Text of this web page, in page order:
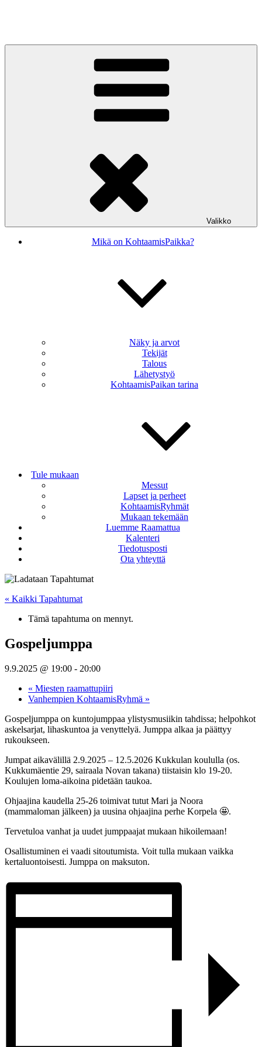
Valikko
Mikä on KohtaamisPaikka?
Näky ja arvot
Tekijät
Talous
Lähetystyö
KohtaamisPaikan tarina
Tule mukaan
Messut
Lapset ja perheet
KohtaamisRyhmät
Mukaan tekemään
Luemme Raamattua
Kalenteri
Tiedotusposti
Ota yhteyttä
« Kaikki Tapahtumat
Tämä tapahtuma on mennyt.
Gospeljumppa
9.9.2025 @ 19:00 - 20:00
« Miesten raamattupiiri
Vanhempien KohtaamisRyhmä »
Gospeljumppa on kuntojumppaa ylistysmusiikin tahdissa; helpohkot
askelsarjat, lihaskuntoa ja venyttelyä. Jumppa alkaa ja päättyy
rukoukseen.
Jumpat aikavälillä 2.9.2025 – 12.5.2026 Kukkulan koululla (os.
Kukkumäentie 29, sairaala Novan takana) tiistaisin klo 19-20.
Koulujen loma-aikoina pidetään taukoa.
Ohjaajina kaudella 25-26 toimivat tutut Mari ja Noora
(mammaloman jälkeen) ja uusina ohjaajina perhe Korpela 🤩.
Tervetuloa vanhat ja uudet jumppaajat mukaan hikoilemaan!
Osallistuminen ei vaadi sitoutumista. Voit tulla mukaan vaikka
kertaluontoisesti. Jumppa on maksuton.